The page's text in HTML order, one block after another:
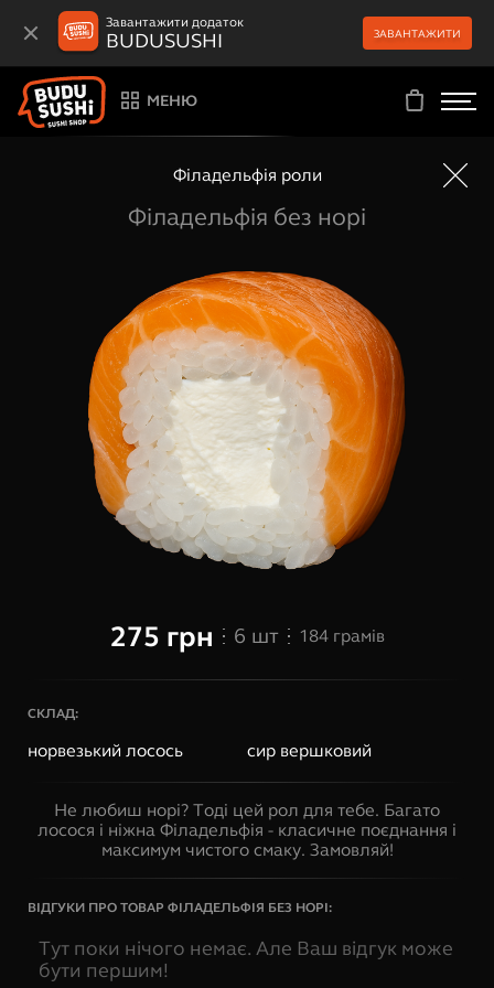
Завантажити додаток
BUDUSUSHI ЗАВАНТАЖИТИ
МЕНЮ
Філадельфія роли
Філадельфія без норі
275 грн 6 шт 184 грамів
СКЛАД:
норвезький лосось сир вершковий
Не любиш норі? Тоді цей рол для тебе. Багато
лосося і ніжна Філадельфія - класичне поєднання і
максимум чистого смаку. Замовляй!
ВІДГУКИ ПРО ТОВАР ФІЛАДЕЛЬФІЯ БЕЗ НОРІ:
Тут поки нічого немає. Але Ваш відгук може
бути першим!